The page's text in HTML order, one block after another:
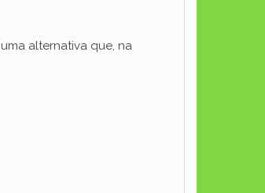
alternativa que, na